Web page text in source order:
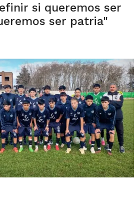
si queremos ser
ser patria"